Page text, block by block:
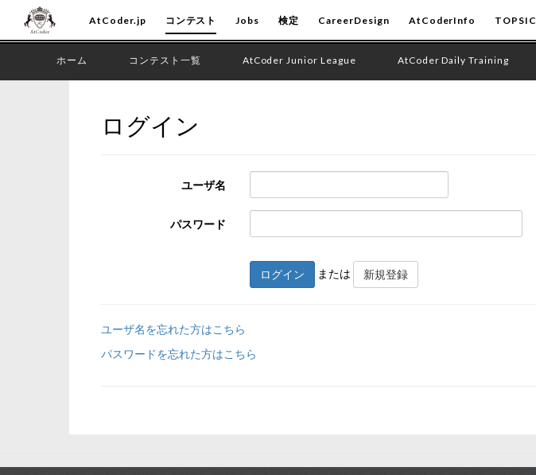
AtCoder.jp コンテスト Jobs 検定 CareerDesign AtCoderInfo TOPSIC
ホーム コンテスト一覧 AtCoder Junior League AtCoder Daily Training
ログイン
ユーザ名
パスワード
ログイン または 新規登録
ユーザ名を忘れた方はこちら
パスワードを忘れた方はこちら